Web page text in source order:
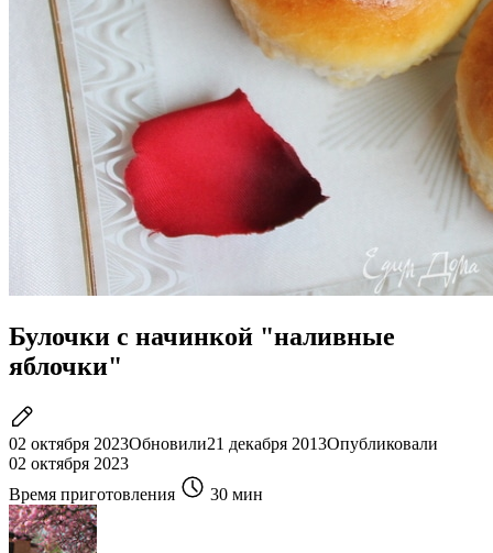
Булочки с начинкой "наливные
яблочки"
02 октября 2023Обновили21 декабря 2013Опубликовали
02 октября 2023
Время приготовления
30 мин